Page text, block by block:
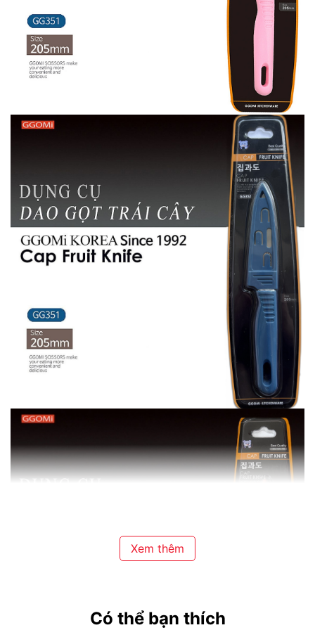
Xem thêm
Có thể bạn thích